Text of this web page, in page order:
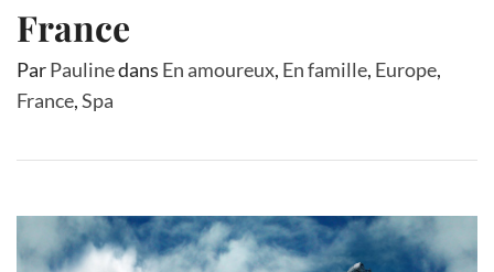
France
ParPaulinedans En amoureux, En famille, Europe,
France,Spa